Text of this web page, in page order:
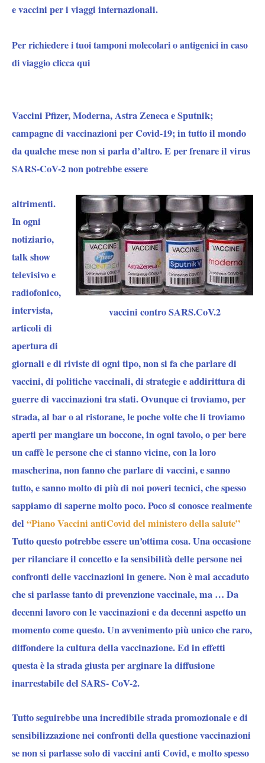
e vaccini per i viaggi internazionali.
Per richiedere i tuoi tamponi molecolari o antigenici in caso
di viaggio clicca qui
Vaccini Pfizer, Moderna, Astra Zeneca e Sputnik;
campagne di vaccinazioni per Covid-19; in tutto il mondo
da qualche mese non si parla d’altro. E per frenare il virus
SARS-CoV-2 non potrebbe essere
vaccini contro SARS.CoV.2
altrimenti.
In ogni
notiziario,
talk show
televisivo e
radiofonico,
intervista,
articoli di
apertura di
giornali e di riviste di ogni tipo, non si fa che parlare di
vaccini, di politiche vaccinali, di strategie e addirittura di
guerre di vaccinazioni tra stati. Ovunque ci troviamo, per
strada, al bar o al ristorane, le poche volte che li troviamo
aperti per mangiare un boccone, in ogni tavolo, o per bere
un caffè le persone che ci stanno vicine, con la loro
mascherina, non fanno che parlare di vaccini, e sanno
tutto, e sanno molto di più di noi poveri tecnici, che spesso
sappiamo di saperne molto poco. Poco si conosce realmente
del “Piano Vaccini antiCovid del ministero della salute”
Tutto questo potrebbe essere un’ottima cosa. Una occasione
per rilanciare il concetto e la sensibilità delle persone nei
confronti delle vaccinazioni in genere. Non è mai accaduto
che si parlasse tanto di prevenzione vaccinale, ma … Da
decenni lavoro con le vaccinazioni e da decenni aspetto un
momento come questo. Un avvenimento più unico che raro,
diffondere la cultura della vaccinazione. Ed in effetti
questa è la strada giusta per arginare la diffusione
inarrestabile del SARS- CoV-2.
Tutto seguirebbe una incredibile strada promozionale e di
sensibilizzazione nei confronti della questione vaccinazioni
se non si parlasse solo di vaccini anti Covid, e molto spesso